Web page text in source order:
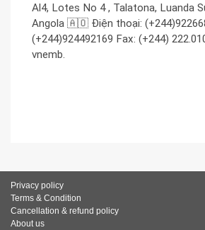
Al4, Lotes No 4 , Talatona, Luanda
Angola 🇦🇴 Điện thoại:
(+244)924492169 Fax: (+244)
vnemb.
Privacy policy
Terms & Condition
Cancellation & refund policy
About us